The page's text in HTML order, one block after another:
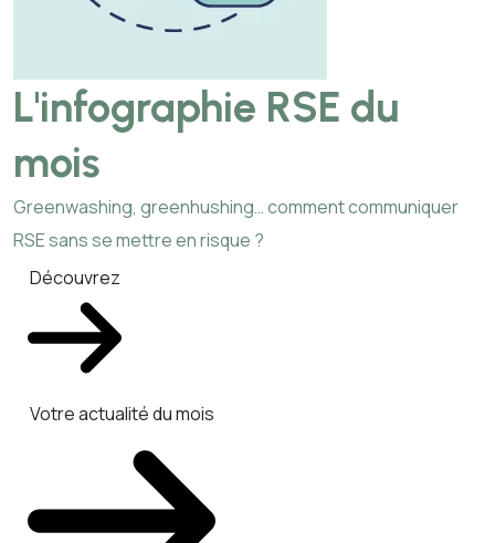
L'infographie RSE du
mois
Greenwashing, greenhushing… comment communiquer
RSE sans se mettre en risque ?
Découvrez
Votre actualité du mois